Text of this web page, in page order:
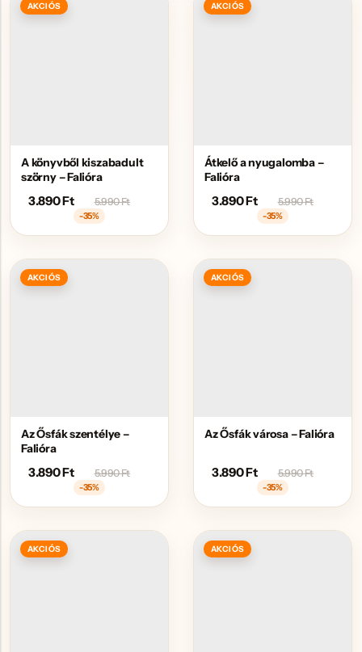
AKCIÓS
A könyvből kiszabadult
szörny – Falióra
3.890Ft 5.990Ft
-35%
AKCIÓS
Átkelő a nyugalomba –
Falióra
3.890Ft 5.990Ft
-35%
AKCIÓS
Az Ősfák szentélye –
Falióra
3.890Ft 5.990Ft
-35%
AKCIÓS
Az Ősfák városa – Falióra
3.890Ft 5.990Ft
-35%
AKCIÓS AKCIÓS